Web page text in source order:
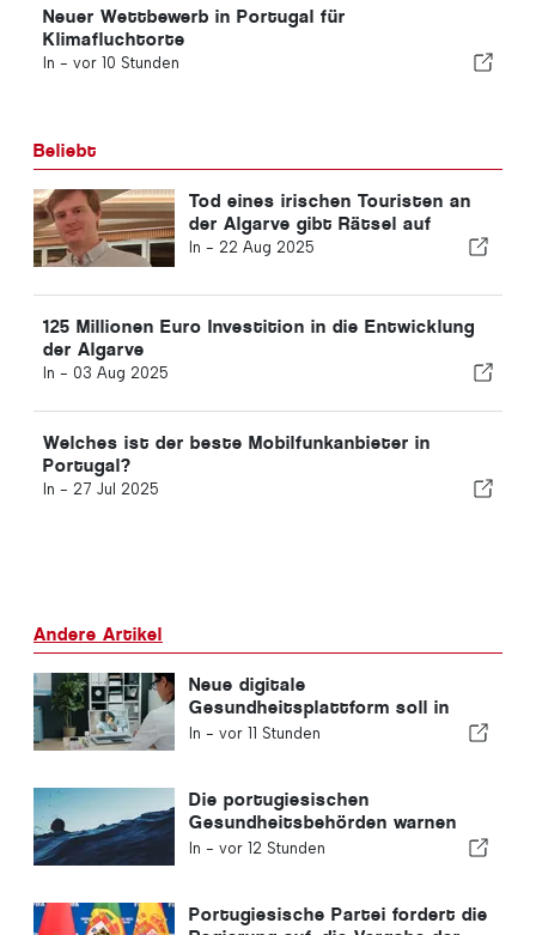
Neuer Wettbewerb in Portugal für
Klimafluchtorte
In - vor 10 Stunden
Beliebt
Tod eines irischen Touristen an
der Algarve gibt Rätsel auf
In - 22 Aug 2025
125 Millionen Euro Investition in die Entwicklung
der Algarve
In - 03 Aug 2025
Welches ist der beste Mobilfunkanbieter in
Portugal?
In - 27 Jul 2025
Andere Artikel
Neue digitale
Gesundheitsplattform soll in
Portugal eingeführt werden
In - vor 11 Stunden
Die portugiesischen
Gesundheitsbehörden warnen
vor den Gefahren des Ertrinkens
In - vor 12 Stunden
Portugiesische Partei fordert die